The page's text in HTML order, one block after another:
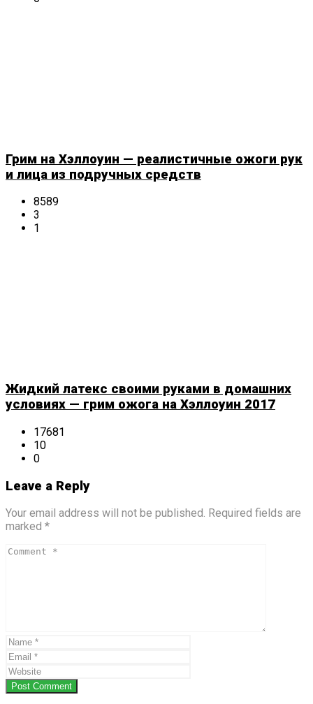
Грим на Хэллоуин — реалистичные ожоги рук
и лица из подручных средств
8589
3
1
Жидкий латекс своими руками в домашних
условиях — грим ожога на Хэллоуин 2017
17681
10
0
Leave a Reply
Your email address will not be published. Required fields are
marked *
Post Comment